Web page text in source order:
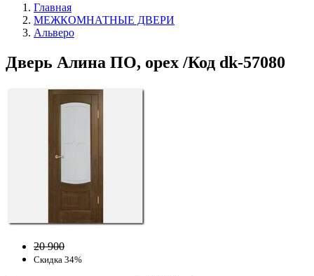
Главная
МЕЖКОМНАТНЫЕ ДВЕРИ
Альверо
Дверь Алина ПО, орех /Код dk-57080
20 900
Скидка 34%